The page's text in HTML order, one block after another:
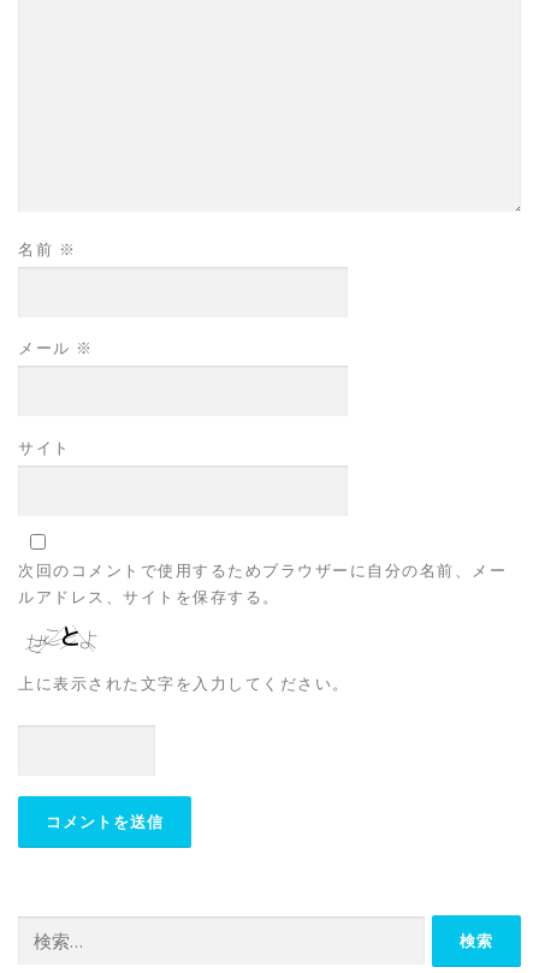
名前 ※
メール ※
サイト
次回のコメントで使用するためブラウザーに自分の名前、メー
ルアドレス、サイトを保存する。
上に表示された文字を入力してください。